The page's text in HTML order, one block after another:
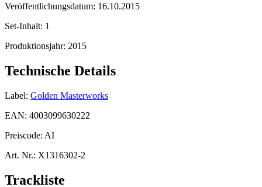
Veröffentlichungsdatum: 16.10.2015
Set-Inhalt: 1
Produktionsjahr: 2015
Technische Details
Label: Golden Masterworks
EAN: 4003099630222
Preiscode: AI
Art. Nr.: X1316302-2
Trackliste